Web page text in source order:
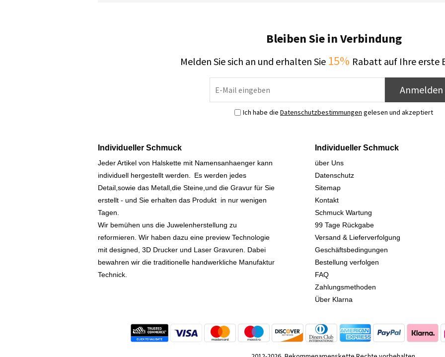
Bleiben Sie in Verbindung
Melden Sie sich an und erhalten Sie 15% Rabatt auf Ihre erste
Anmelden
Ich habe die Datenschutzbestimmungen gelesen und akzeptiert
Individueller Schmuck
Jeder Artikel von Halskette mit Namensanhaenger kann
individuell hergestellt werden.
Es werden jedes
Detail,sowie das Metall,die Steine,und die Gravur für Sie
erstellt - und Sie erhalten das Produkt in nur wenigen
Tagen.
Wir bemühen uns die Juwelenherstellung zu
reformieren. Wir haben dazu eine preview Technologie
mit designed, 3D Drucker und Laser Gravuren. Dabei
bewahren wir die traditionelle handwerkliche Manufaktur
Technick.
Individueller Schmuck
über Uns
Datenschutz
Sitemap
Kontakt
Schmuck Wartung
99 Tage Rückgabe
Versand & Lieferverfolgung
Geschäftsbedingungen
Bestellung verfolgen
FAQ
Zahlungsmethoden
Über Klarna